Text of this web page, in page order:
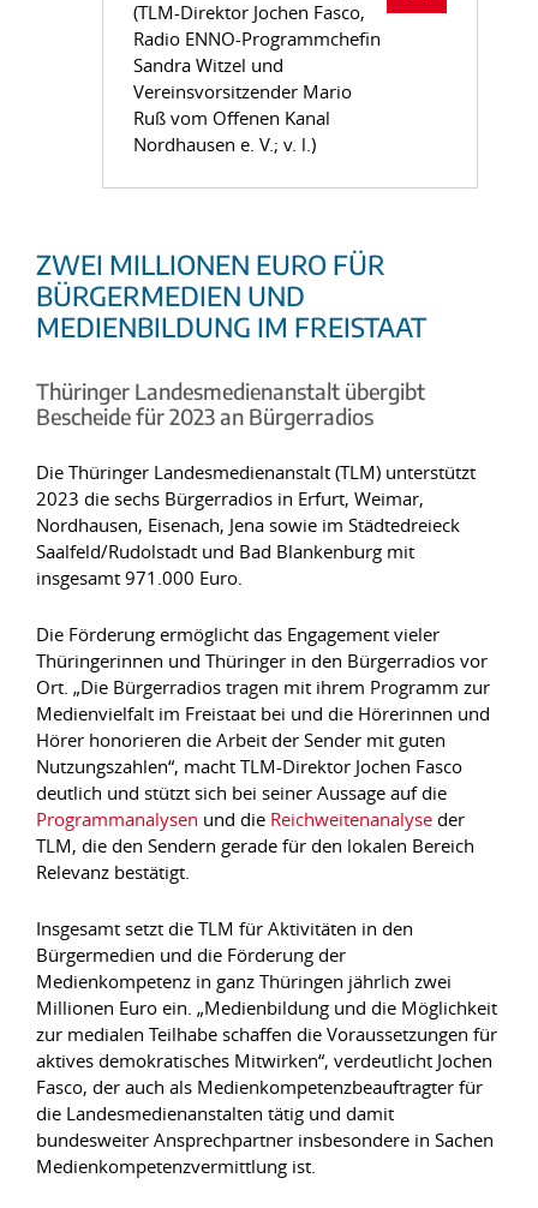
(TLM-Direktor Jochen Fasco,
Radio ENNO-Programmchefin
Sandra Witzel und
Vereinsvorsitzender Mario
Ruß vom Offenen Kanal
Nordhausen e. V.; v. l.)
ZWEI MILLIONEN EURO FÜR
BÜRGERMEDIEN UND
MEDIENBILDUNG IM FREISTAAT
Thüringer Landesmedienanstalt übergibt
Bescheide für 2023 an Bürgerradios
Die Thüringer Landesmedienanstalt (TLM) unterstützt
2023 die sechs Bürgerradios in Erfurt, Weimar,
Nordhausen, Eisenach, Jena sowie im Städtedreieck
Saalfeld/Rudolstadt und Bad Blankenburg mit
insgesamt 971.000 Euro.
Die Förderung ermöglicht das Engagement vieler
Thüringerinnen und Thüringer in den Bürgerradios vor
Ort. „Die Bürgerradios tragen mit ihrem Programm zur
Medienvielfalt im Freistaat bei und die Hörerinnen und
Hörer honorieren die Arbeit der Sender mit guten
Nutzungszahlen“, macht TLM-Direktor Jochen Fasco
deutlich und stützt sich bei seiner Aussage auf die
Programmanalysen und die Reichweitenanalyse der
TLM, die den Sendern gerade für den lokalen Bereich
Relevanz bestätigt.
Insgesamt setzt die TLM für Aktivitäten in den
Bürgermedien und die Förderung der
Medienkompetenz in ganz Thüringen jährlich zwei
Millionen Euro ein. „Medienbildung und die Möglichkeit
zur medialen Teilhabe schaffen die Voraussetzungen für
aktives demokratisches Mitwirken“, verdeutlicht Jochen
Fasco, der auch als Medienkompetenzbeauftragter für
die Landesmedienanstalten tätig und damit
bundesweiter Ansprechpartner insbesondere in Sachen
Medienkompetenzvermittlung ist.